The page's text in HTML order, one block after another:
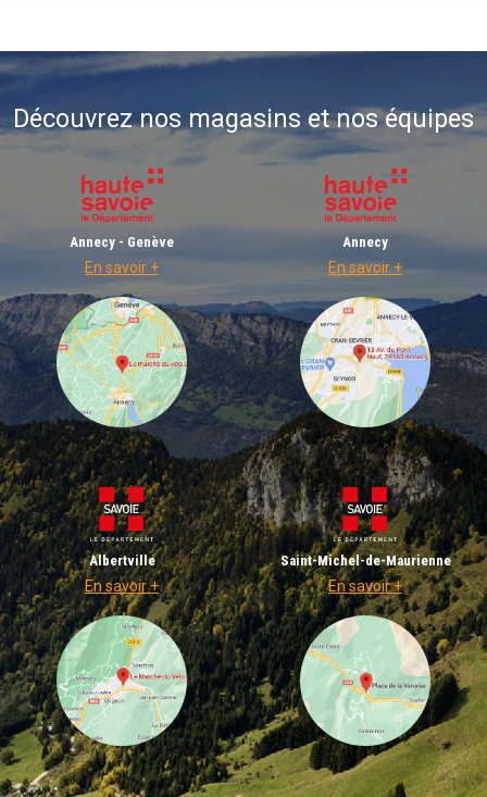
Découvrez nos magasins et nos équipes
Annecy - Genève
En savoir +
Annecy
En savoir +
Albertville
En savoir +
Saint-Michel-de-Maurienne
En savoir +